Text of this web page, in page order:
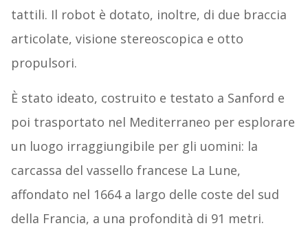
tattili. Il robot è dotato, inoltre, di due braccia
articolate, visione stereoscopica e otto
propulsori.
È stato ideato, costruito e testato a Sanford e
poi trasportato nel Mediterraneo per esplorare
un luogo irraggiungibile per gli uomini: la
carcassa del vassello francese La Lune,
affondato nel 1664 a largo delle coste del sud
della Francia, a una profondità di 91 metri.